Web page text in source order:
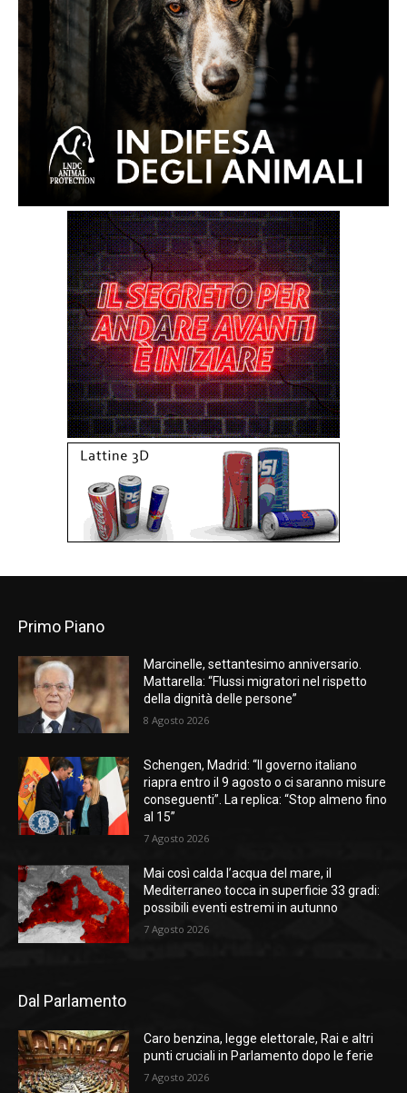
Primo Piano
Marcinelle, settantesimo anniversario.
Mattarella: “Flussi migratori nel rispetto
della dignità delle persone”
8 Agosto 2026
Schengen, Madrid: “Il governo italiano
riapra entro il 9 agosto o ci saranno misure
conseguenti”. La replica: “Stop almeno fino
al 15”
7 Agosto 2026
Mai così calda l’acqua del mare, il
Mediterraneo tocca in superficie 33 gradi:
possibili eventi estremi in autunno
7 Agosto 2026
Dal Parlamento
Caro benzina, legge elettorale, Rai e altri
punti cruciali in Parlamento dopo le ferie
7 Agosto 2026